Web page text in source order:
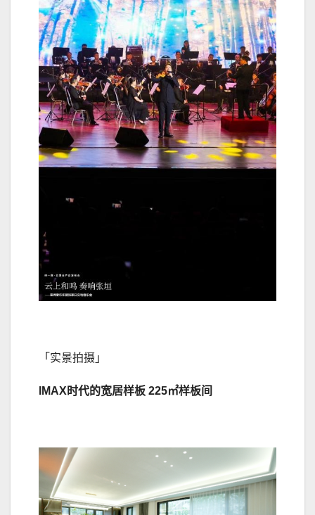
「实景拍摄」
IMAX时代的宽居样板 225㎡样板间